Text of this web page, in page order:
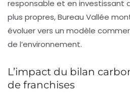
responsable et en investissant
plus propres, Bureau Vallée
évoluer vers un modèle
de l’environnement.
L’impact du bilan
de franchises